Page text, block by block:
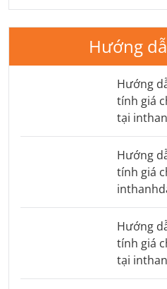
Hướng
Hướng
tính giá
tại
Hướng
tính giá
Hướng
tính giá
tại